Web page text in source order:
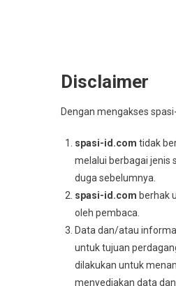
Disclaimer
Dengan mengakses
spasi-id.com tidak
melalui berbagai jenis
duga sebelumnya.
spasi-id .com berhak
oleh pembaca.
Data dan/atau
untuk tujuan
dilakukan untuk
menyediakan data